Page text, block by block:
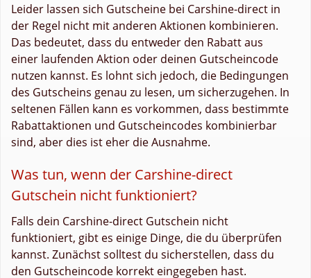
Leider lassen sich Gutscheine bei Carshine-direct in
der Regel nicht mit anderen Aktionen kombinieren.
Das bedeutet, dass du entweder den Rabatt aus
einer laufenden Aktion oder deinen Gutscheincode
nutzen kannst. Es lohnt sich jedoch, die Bedingungen
des Gutscheins genau zu lesen, um sicherzugehen. In
seltenen Fällen kann es vorkommen, dass bestimmte
Rabattaktionen und Gutscheincodes kombinierbar
sind, aber dies ist eher die Ausnahme.
Was tun, wenn der Carshine-direct
Gutschein nicht funktioniert?
Falls dein Carshine-direct Gutschein nicht
funktioniert, gibt es einige Dinge, die du überprüfen
kannst. Zunächst solltest du sicherstellen, dass du
den Gutscheincode korrekt eingegeben hast.